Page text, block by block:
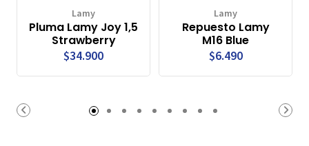
Lamy
Pluma Lamy Joy 1,5
Strawberry
$34.900
Lamy
Repuesto Lamy
M16 Blue
$6.490